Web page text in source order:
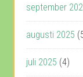
september
augusti 2025
juli 2025 (4)